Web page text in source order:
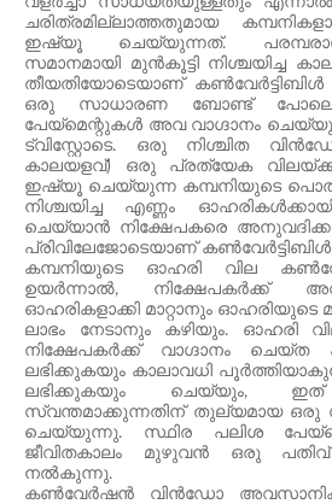
ചരിത്രമില്ലാത്തതുമായ
ഇഷ്യൂ ചെയ്യുന്നത്.
സമാനമായി മുൻകൂട്ടി നിശ്ചയിച്ച
തീയതിയോടെയാണ്
ഒരു സാധാരണ ബോണ്ട് പോലെ
പേയ്‌മെന്റുകൾ അവ വാഗ്ദാനം
ട്വിസ്റ്റോടെ. ഒരു നിശ്ചിത
കാലയളവ്) ഒരു പ്രത്യേക
ഇഷ്യൂ ചെയ്യുന്ന കമ്പനിയുടെ പൊതു
നിശ്ചയിച്ച എണ്ണം
ചെയ്യാൻ നിക്ഷേപകരെ
പ്രിവിലേജോടെയാണ്
കമ്പനിയുടെ ഓഹരി വില
ഉയർന്നാൽ, നിക്ഷേപകർക്ക്
ഓഹരികളാക്കി മാറ്റാനും ഓഹരിയുടെ
ലാഭം നേടാനും കഴിയും. ഓഹരി
നിക്ഷേപകർക്ക് വാഗ്ദാനം
ലഭിക്കുകയും കാലാവധി
ലഭിക്കുകയും ചെയ്യും, ഇത്
സ്വന്തമാക്കുന്നതിന് തുല്യമായ ഒരു
ചെയ്യുന്നു. സ്ഥിര പലിശ
ജീവിതകാലം മുഴുവൻ ഒരു
നൽകുന്നു.
കൺവേർഷൻ വിൻഡോ